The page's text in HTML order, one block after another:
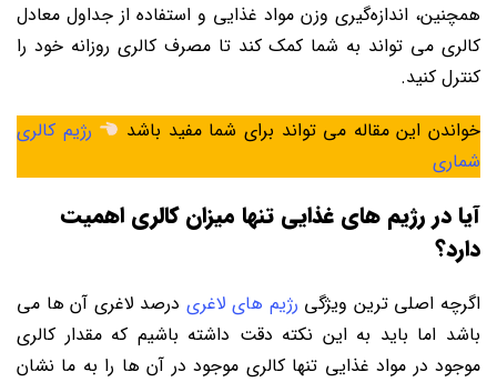
همچنین، اندازه‌گیری وزن مواد غذایی و استفاده از جداول معادل
کالری می ‌تواند به شما کمک کند تا مصرف کالری روزانه خود را
کنترل کنید.
خواندن این مقاله می تواند برای شما مفید باشد
رژیم کالری
شماری
آیا در رژیم های غذایی تنها میزان کالری اهمیت
دارد؟
اگرچه اصلی ترین ویژگی رژیم های لاغری درصد لاغری آن ها می
باشد اما باید به این نکته دقت داشته باشیم که مقدار کالری
موجود در مواد غذایی تنها کالری موجود در آن ها را به ما نشان